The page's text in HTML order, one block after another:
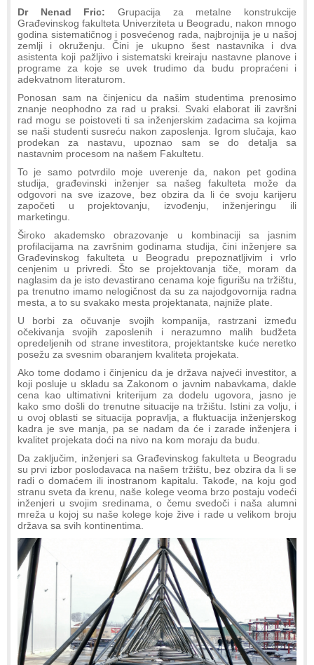
Dr Nenad Fric: Grupacija za metalne konstrukcije
Građevinskog fakulteta Univerziteta u Beogradu, nakon mnogo
godina sistematičnog i posvećenog rada, najbrojnija je u našoj
zemlji i okruženju. Čini je ukupno šest nastavnika i dva
asistenta koji pažljivo i sistematski kreiraju nastavne planove i
programe za koje se uvek trudimo da budu propraćeni i
adekvatnom literaturom.
Ponosan sam na činjenicu da našim studentima prenosimo
znanje neophodno za rad u praksi. Svaki elaborat ili završni
rad mogu se poistoveti ti sa inženjerskim zadacima sa kojima
se naši studenti susreću nakon zaposlenja. Igrom slučaja, kao
prodekan za nastavu, upoznao sam se do detalja sa
nastavnim procesom na našem Fakultetu.
To je samo potvrdilo moje uverenje da, nakon pet godina
studija, građevinski inženjer sa našeg fakulteta može da
odgovori na sve izazove, bez obzira da li će svoju karijeru
započeti u projektovanju, izvođenju, inženjeringu ili
marketingu.
Široko akademsko obrazovanje u kombinaciji sa jasnim
profilacijama na završnim godinama studija, čini inženjere sa
Građevinskog fakulteta u Beogradu prepoznatljivim i vrlo
cenjenim u privredi. Što se projektovanja tiče, moram da
naglasim da je isto devastirano cenama koje figurišu na tržištu,
pa trenutno imamo nelogičnost da su za najodgovornija radna
mesta, a to su svakako mesta projektanata, najniže plate.
U borbi za očuvanje svojih kompanija, rastrzani između
očekivanja svojih zaposlenih i nerazumno malih budžeta
opredeljenih od strane investitora, projektantske kuće neretko
posežu za svesnim obaranjem kvaliteta projekata.
Ako tome dodamo i činjenicu da je država najveći investitor, a
koji posluje u skladu sa Zakonom o javnim nabavkama, dakle
cena kao ultimativni kriterijum za dodelu ugovora, jasno je
kako smo došli do trenutne situacije na tržištu. Istini za volju, i
u ovoj oblasti se situacija popravlja, a fluktuacija inženjerskog
kadra je sve manja, pa se nadam da će i zarade inženjera i
kvalitet projekata doći na nivo na kom moraju da budu.
Da zaključim, inženjeri sa Građevinskog fakulteta u Beogradu
su prvi izbor poslodavaca na našem tržištu, bez obzira da li se
radi o domaćem ili inostranom kapitalu. Takođe, na koju god
stranu sveta da krenu, naše kolege veoma brzo postaju vodeći
inženjeri u svojim sredinama, o čemu svedoči i naša alumni
mreža u kojoj su naše kolege koje žive i rade u velikom broju
država sa svih kontinentima.